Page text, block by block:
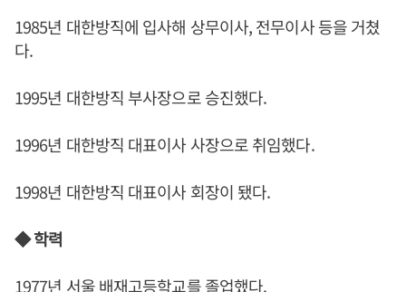
1985년 대한방직에 입사해 상무이사, 전무이사 등을 거쳤
다.
1995년 대한방직 부사장으로 승진했다.
1996년 대한방직 대표이사 사장으로 취임했다.
1998년 대한방직 대표이사 회장이 됐다.
◆ 학력
1977년 서울 배재고등학교를 졸업했다.